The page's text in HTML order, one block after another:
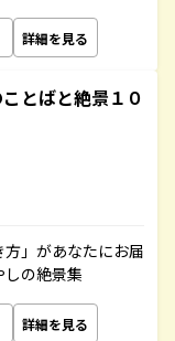
詳細を見る
とばと絶景１０
」があなたにお届
の絶景集
詳細を見る